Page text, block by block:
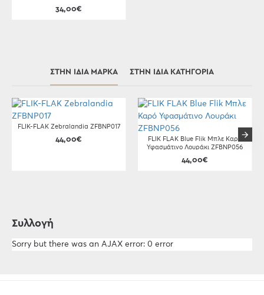
34,00€
ΣΤΗΝ ΊΔΙΑ ΜΆΡΚΑ ΣΤΗΝ ΊΔΙΑ ΚΑΤΗΓΟΡΊΑ
FLIK-FLAK Zebralandia ZFBNP017
44,00€
FLIK FLAK Blue Flik Μπλε Καρό
Υφασμάτινο Λουράκι ZFBNP056
44,00€
Συλλογή
Sorry but there was an AJAX error: 0 error